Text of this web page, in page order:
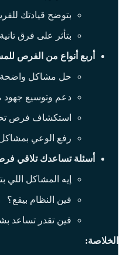
بتوضح قيادتك
بتأثر على فرق
أربع أنواع من الفرص
حل مشاكل واضحة
دعم وتوسيع جهود
استكشاف فرص
رفع الوعي
أسئلة تساعدك تلاقي
إيه المشاكل اللي
فين النظام بيقع؟
فين تقدر تساعد
الخلاصة: